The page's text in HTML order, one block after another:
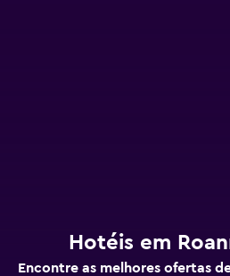
Hotéis em
Encontre as melhores ofertas